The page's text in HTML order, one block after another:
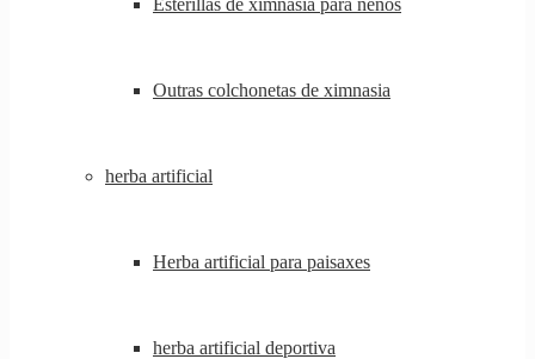
Esterillas de ximnasia para nenos
Outras colchonetas de ximnasia
herba artificial
Herba artificial para paisaxes
herba artificial deportiva